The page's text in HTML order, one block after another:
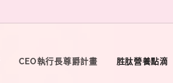
CEO執行長尊爵計畫 胜肽營養點滴